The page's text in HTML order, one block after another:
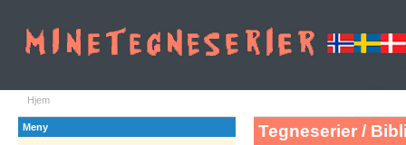
Hjem
Meny Tegneserier /